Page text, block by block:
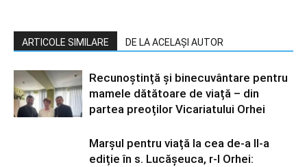
ARTICOLE SIMILARE DE LA ACELAȘI AUTOR
Recunoștință și binecuvântare pentru
mamele dătătoare de viață – din
partea preoților Vicariatului Orhei
Marșul pentru viață la cea de-a II-a
ediție în s. Lucășeuca, r-l Orhei: